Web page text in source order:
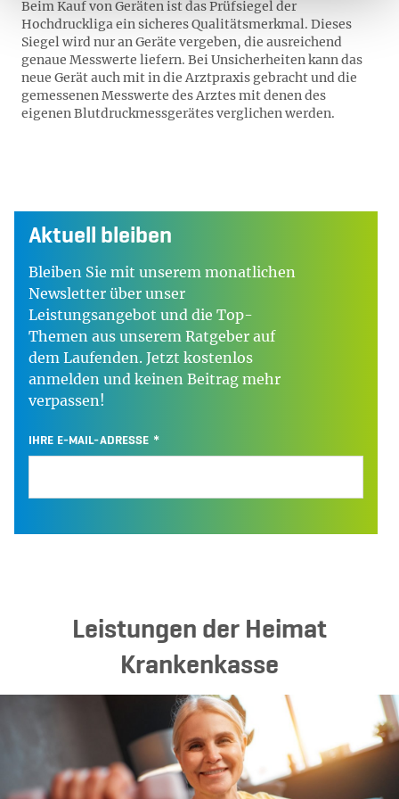
Beim Kauf von Geräten ist das Prüfsiegel der
Hochdruckliga ein sicheres Qualitätsmerkmal. Dieses
Siegel wird nur an Geräte vergeben, die ausreichend
genaue Messwerte liefern. Bei Unsicherheiten kann das
neue Gerät auch mit in die Arztpraxis gebracht und die
gemessenen Messwerte des Arztes mit denen des
eigenen Blutdruckmessgerätes verglichen werden.
Aktuell bleiben
Bleiben Sie mit unserem monatlichen
Newsletter über unser
Leistungsangebot und die Top-
Themen aus unserem Ratgeber auf
dem Laufenden. Jetzt kostenlos
anmelden und keinen Beitrag mehr
verpassen!
IHRE E-MAIL-ADRESSE
Leistungen der Heimat
Krankenkasse